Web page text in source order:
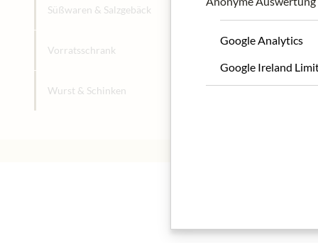
Süßwaren & Salzgebäck +
Vorratsschrank +
Wurst & Schinken +
Google Analytics
Google Ireland